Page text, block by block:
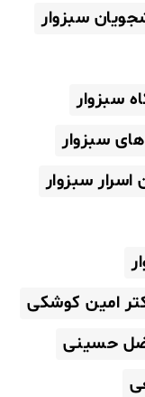
سبزوار
سبزوار
سبزوار
اسرار سبزوار
امین کوشکی
حسینی